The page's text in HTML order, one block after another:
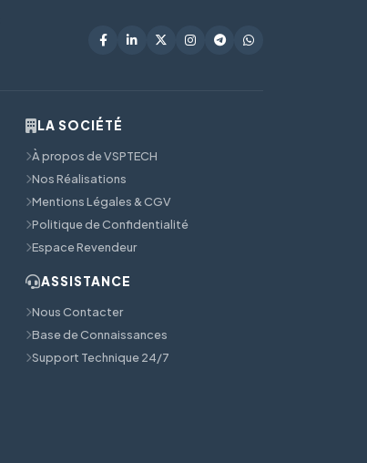
LA SOCIÉTÉ
À propos de VSPTECH
Nos Réalisations
Mentions Légales & CGV
Politique de Confidentialité
Espace Revendeur
ASSISTANCE
Nous Contacter
Base de Connaissances
Support Technique 24/7